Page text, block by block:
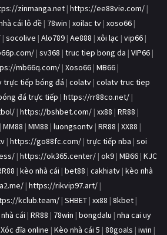
zinmanga.net | https://ee88vie.com/ |
cái lô đề | 78win | xoilac tv | xoso66 |
| socolive | Alo789 | Ae888 | xôi lạc | vip66 |
| sv368 | truc tiep bong da | VIP66 |
mb66q.com/ | Xoso66 | MB66 |
trực tiếp bóng đá | colatv | colatv truc tiep
đá trực tiếp | https://rr88co.net/ |
| https://bshbet.com/ | xx88 | RR88 |
| MM88 | MM88 | luongsontv | RR88 | XX88 |
| https://go88fc.com/ | trực tiếp nba | soi
| https://ok365.center/ | ok9 | MB66 | KJC
| kèo nhà cái | bet88 | cakhiatv | kèo nhà
| https://rikvip97.art/ |
kclub.team/ | SHBET | xx88 | 8kbet |
cái | RR88 | 78win | bongdalu | nha cai uy
Xóc đĩa online | Kèo nhà cái 5 | 88goals | iwin |